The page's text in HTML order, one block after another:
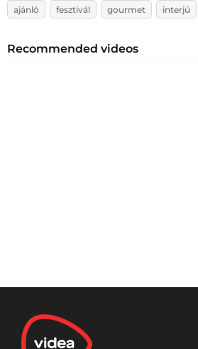
ajánló
fesztivál gourmet interjú
Recommended videos